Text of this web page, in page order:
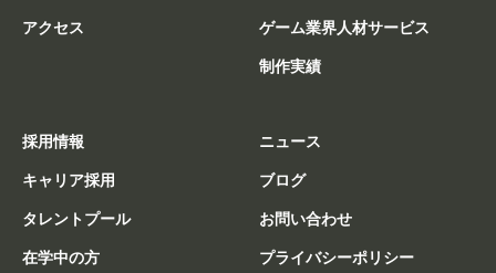
アクセス
ゲーム業界人材サービス
制作実績
採用情報
キャリア採用
タレントプール
在学中の方
ニュース
ブログ
お問い合わせ
プライバシーポリシー